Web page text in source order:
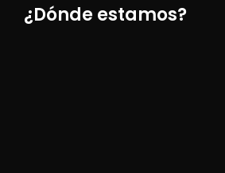
¿Dónde estamos?